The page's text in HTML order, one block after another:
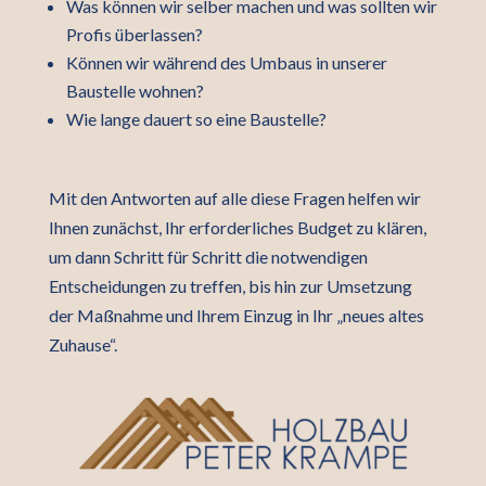
Was können wir selber machen und was sollten wir
Profis überlassen?
Können wir während des Umbaus in unserer
Baustelle wohnen?
Wie lange dauert so eine Baustelle?
Mit den Antworten auf alle diese Fragen helfen wir
Ihnen zunächst, Ihr erforderliches Budget zu klären,
um dann Schritt für Schritt die notwendigen
Entscheidungen zu treffen, bis hin zur Umsetzung
der Maßnahme und Ihrem Einzug in Ihr „neues altes
Zuhause“.